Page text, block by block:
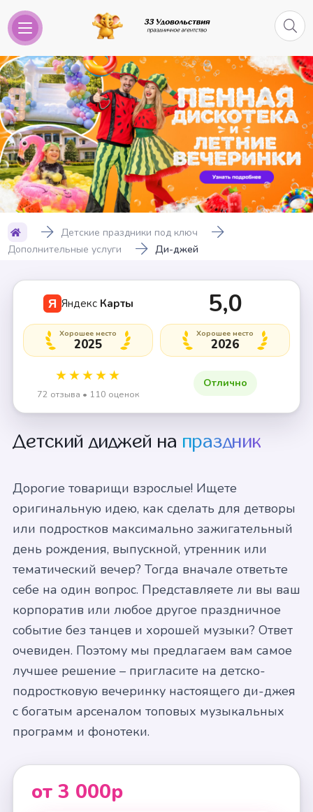
Детские праздники под ключ
Дополнительные услуги
Ди-джей
Я Яндекс Карты 5,0
★★★★★
72 отзыва • 110 оценок
Хорошее место
2025
Хорошее место
2026
Отлично
Детский диджей на праздник
Дорогие товарищи взрослые! Ищете
оригинальную идею, как сделать для детворы
или подростков максимально зажигательный
день рождения, выпускной, утренник или
тематический вечер? Тогда вначале ответьте
себе на один вопрос. Представляете ли вы ваш
корпоратив или любое другое праздничное
событие без танцев и хорошей музыки? Ответ
очевиден. Поэтому мы предлагаем вам самое
лучшее решение – пригласите на детско-
подростковую вечеринку настоящего ди-джея
с богатым арсеналом топовых музыкальных
программ и фонотеки.
от 3 000р